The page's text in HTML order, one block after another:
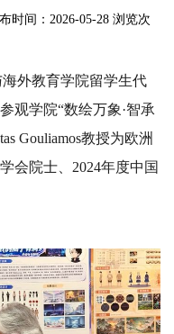
时间：2026-05-28 浏览次
海外教育学院留学生代
观学院“数绘万象·智承
Gouliamos教授为欧洲
会院士、2024年度中国